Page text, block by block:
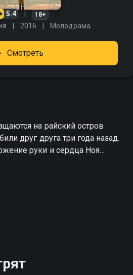
5.4 18+
2016 Мелодрама
Смотреть
на райский остров
друг друга три года назад.
руки и сердца Ноя
превращается в самые